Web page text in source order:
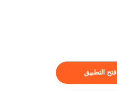
افتح التطبيق